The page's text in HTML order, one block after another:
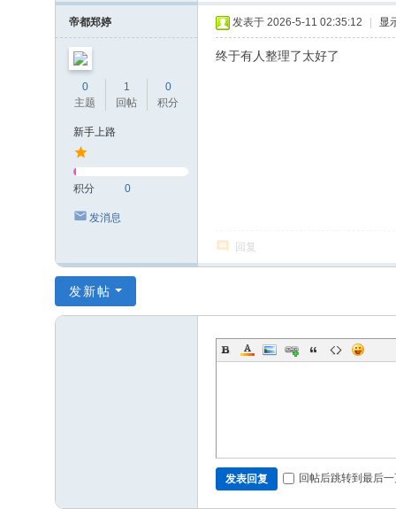
帝都郑婷
0
主题
1
回帖
0
积分
新手上路
积分 0
发消息
发表于 2026-5-11 02:35:12 显
终于有人整理了太好了
回复
发新帖
发表回复 回帖后跳转到最后